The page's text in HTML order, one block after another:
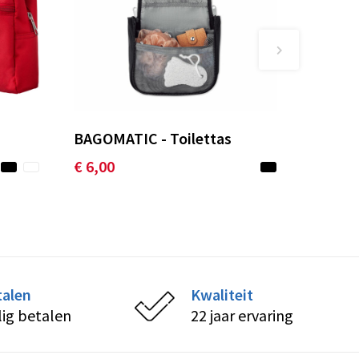
BAGOMATIC - Toilettas
€ 6,00
betalen
Kwaliteit
22 jaar ervaring